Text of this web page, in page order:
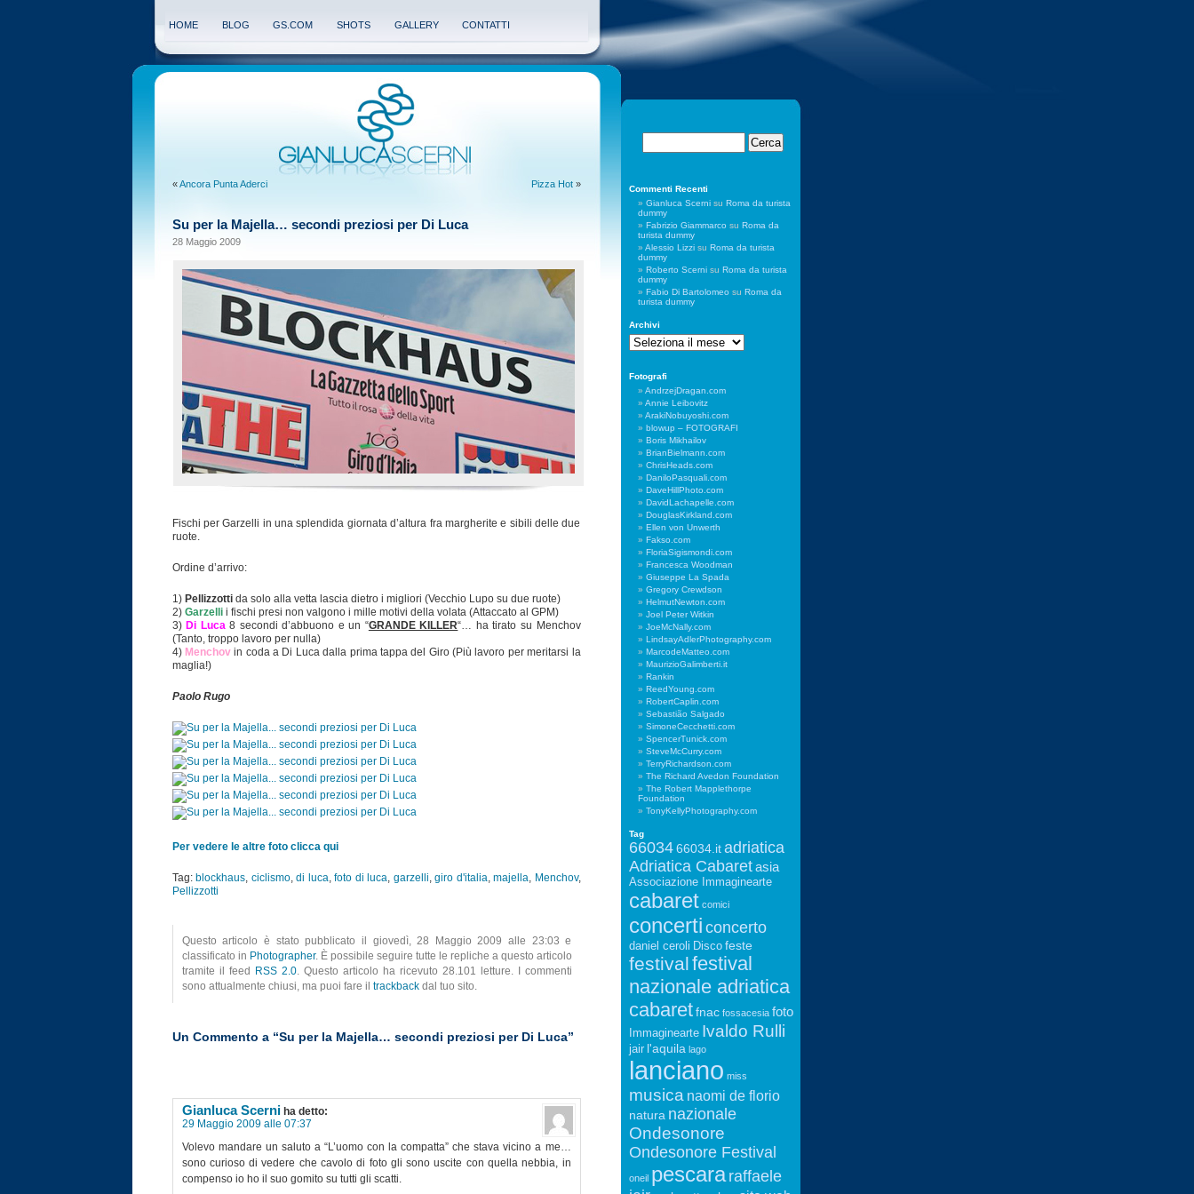
HOME BLOG GS.COM SHOTS GALLERY CONTATTI
«Ancora Punta Aderci Pizza Hot»
Su per la Majella… secondi preziosi per Di Luca
28 Maggio 2009
Fischi per Garzelli in una splendida giornata d’altura fra margherite e sibili delle due
ruote.
Ordine d’arrivo:
1) Pellizzotti da solo alla vetta lascia dietro i migliori (Vecchio Lupo su due ruote)
2) Garzelli i fischi presi non valgono i mille motivi della volata (Attaccato al GPM)
3) Di Luca 8 secondi d’abbuono e un “GRANDE KILLER“… ha tirato su Menchov
(Tanto, troppo lavoro per nulla)
4) Menchovin coda a Di Luca dalla prima tappa del Giro (Più lavoro per meritarsi la
maglia!)
Paolo Rugo
Per vedere le altre foto clicca qui
Tag: blockhaus ciclismo, di luca foto di luca garzelli giro d'italia majella Menchov,
Pellizzotti
Questo articolo è stato pubblicato il giovedì, 28 Maggio 2009 alle 23:03 e
classificato in Photographer. È possibile seguire tutte le repliche a questo articolo
tramite il feed
RSS 2.0. Questo articolo ha ricevuto 28.101 letture. I commenti
sono attualmente chiusi, ma puoi fare il trackbackdal tuo sito.
Un Commento a “Su per la Majella… secondi preziosi per Di Luca”
Gianluca Scerni ha detto:
29 Maggio 2009 alle 07:37
Volevo mandare un saluto a “L’uomo con la compatta” che stava vicino a me…
sono curioso di vedere che cavolo di foto gli sono uscite con quella nebbia, in
compenso io ho il suo gomito su tutti gli scatti.
Commenti Recenti
Gianluca Scernisu Roma da turista
dummy
Fabrizio Giammarco su Roma da
turista dummy
Alessio Lizzisu Roma da turista
dummy
Roberto Scernisu Roma da turista
dummy
Fabio Di Bartolomeo su Roma da
turista dummy
Archivi
Archivi
Fotografi
AndrzejDragan.com
Annie Leibovitz
ArakiNobuyoshi.com
blowup – FOTOGRAFI
Boris Mikhailov
BrianBielmann.com
ChrisHeads.com
DaniloPasquali.com
DaveHillPhoto.com
DavidLachapelle.com
DouglasKirkland.com
Ellen von Unwerth
Fakso.com
FloriaSigismondi.com
Francesca Woodman
Giuseppe La Spada
Gregory Crewdson
HelmutNewton.com
Joel Peter Witkin
JoeMcNally.com
LindsayAdlerPhotography.com
MarcodeMatteo.com
MaurizioGalimberti.it
Rankin
ReedYoung.com
RobertCaplin.com
Sebastião Salgado
SimoneCecchetti.com
SpencerTunick.com
SteveMcCurry.com
TerryRichardson.com
The Richard Avedon Foundation
The Robert Mapplethorpe
Foundation
TonyKellyPhotography.com
Tag
66034 66034.it adriatica
Adriatica Cabaret asia
Associazione Immaginearte
cabaret comici
concerti concerto
daniel ceroli Disco feste
festivalfestival
nazionale adriatica
cabaret fnac fossacesia foto
Immaginearte Ivaldo Rulli
jair l'aquila lago
lanciano miss
musica naomi de florio
natura nazionale
Ondesonore
Ondesonore Festival
oneil pescara raffaele